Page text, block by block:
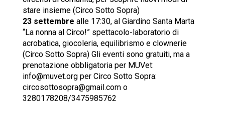
stare insieme (Circo Sotto Sopra)
23 settembre alle 17:30, al Giardino Santa Marta
“La nonna al Circo!” spettacolo-laboratorio di
acrobatica, giocoleria, equilibrismo e clownerie
(Circo Sotto Sopra) Gli eventi sono gratuiti, ma a
prenotazione obbligatoria per MUVet:
info@muvet.org per Circo Sotto Sopra:
circosottosopra@gmail.com o
3280178208/3475985762